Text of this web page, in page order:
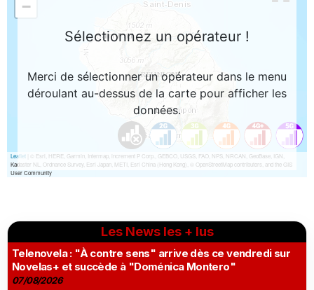
Les News les + lus
Telenovela : "À contre sens" arrive dès ce vendredi sur
Novelas+ et succède à "Doménica Montero"
07/08/2026